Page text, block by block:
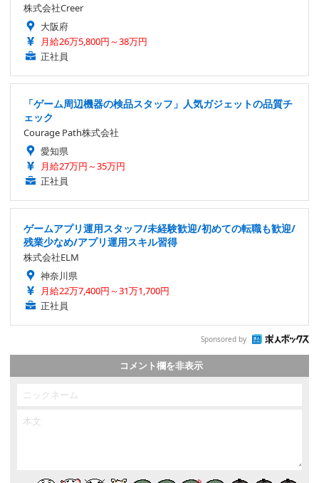
株式会社Creer
大阪府
月給26万5,800円～38万円
正社員
「ゲーム周辺機器の検品スタッフ」人気ガジェットの品質チ
ェック
Courage Path株式会社
愛知県
月給27万円～35万円
正社員
ゲームアプリ運用スタッフ/未経験歓迎/初めての転職も歓迎/
残業少なめ/アプリ運用スキル習得
株式会社ELM
神奈川県
月給22万7,400円～31万1,700円
正社員
Sponsored by
コメント欄を非表示